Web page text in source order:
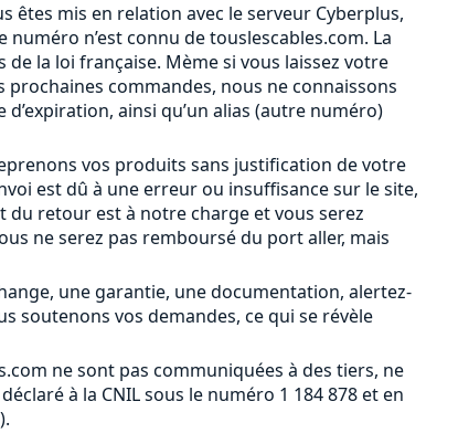
êtes mis en relation avec le serveur Cyberplus,
n’est connu de touslescables.com. La
la loi française. Mème si vous laissez votre
commandes, nous ne connaissons
ainsi qu’un alias (autre numéro)
vos produits sans justification de votre
est dû à une erreur ou insuffisance sur le site,
retour est à notre charge et vous serez
ne serez pas remboursé du port aller, mais
une garantie, une documentation, alertez-
soutenons vos demandes, ce qui se révèle
ne sont pas communiquées à des tiers, ne
à la CNIL sous le numéro 1 184 878 et en